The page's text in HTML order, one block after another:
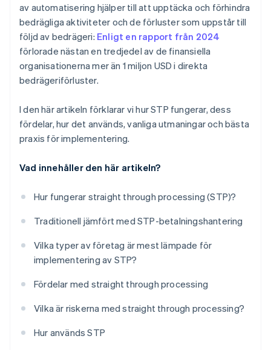
av automatisering hjälper till att upptäcka och förhindra
bedrägliga aktiviteter och de förluster som uppstår till
följd av bedrägeri: Enligt en rapport från 2024
förlorade nästan en tredjedel av de finansiella
organisationerna mer än 1 miljon USD i direkta
bedrägeriförluster.
I den här artikeln förklarar vi hur STP fungerar, dess
fördelar, hur det används, vanliga utmaningar och bästa
praxis för implementering.
Vad innehåller den här artikeln?
Hur fungerar straight through processing (STP)?
Traditionell jämfört med STP-betalningshantering
Vilka typer av företag är mest lämpade för
implementering av STP?
Fördelar med straight through processing
Vilka är riskerna med straight through processing?
Hur används STP